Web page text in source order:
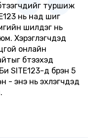
туршиж
нь над шиг
шилдэг нь
Хэрэглэгчдэд
онлайн
бүтээхэд
SITE123-д бүрэн 5
- энэ нь эхлэгчдэд